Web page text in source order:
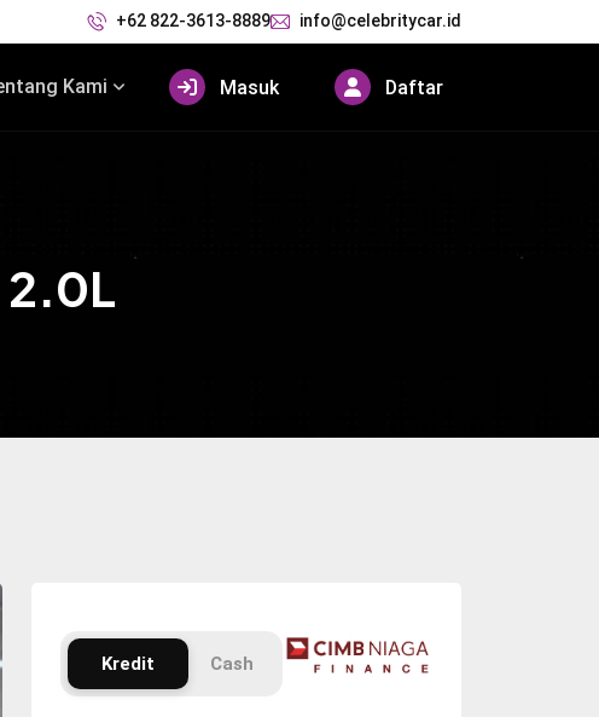
+62 822-3613-8889 info@celebritycar.id
Kami Masuk Daftar
2.0L
Kredit Cash